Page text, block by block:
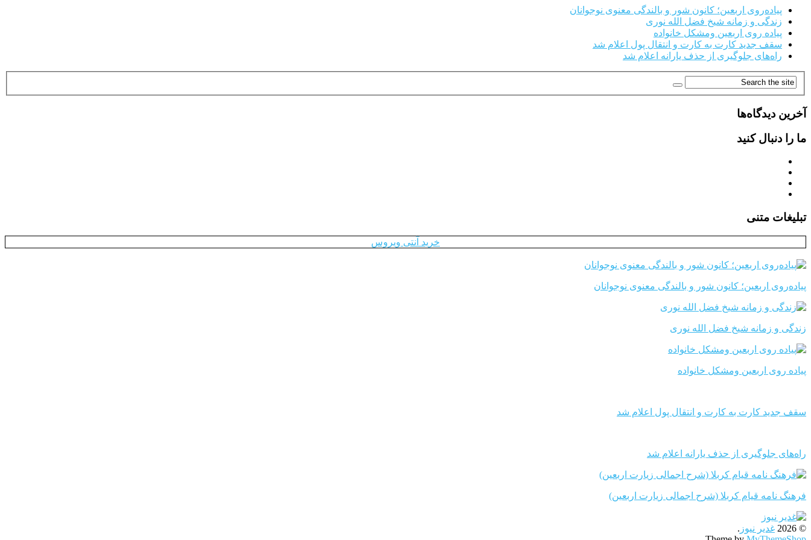
پیاده‌روی اربعین؛ کانون شور و بالندگی معنوی نوجوانان
زندگی و زمانه شیخ فضل الله نوری
پیاده روی اربعین ومشکل خانواده
سقف جدید کارت به کارت و انتقال پول اعلام شد
راه‌های جلوگیری از حذف یارانه اعلام شد
آخرین دیدگاه‌ها
ما را دنبال کنید
تبلیغات متنی
خرید آنتی ویروس
پیاده‌روی اربعین؛ کانون شور و بالندگی معنوی نوجوانان
زندگی و زمانه شیخ فضل الله نوری
پیاده روی اربعین ومشکل خانواده
سقف جدید کارت به کارت و انتقال پول اعلام شد
راه‌های جلوگیری از حذف یارانه اعلام شد
فرهنگ نامه قیام کربلا (شرح اجمالی زیارت اربعین)
© 2026 غدیر نیوز .